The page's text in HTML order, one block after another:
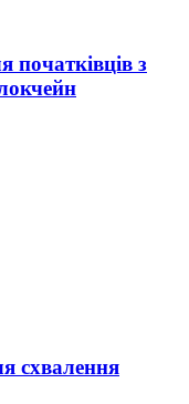
з
схвалення